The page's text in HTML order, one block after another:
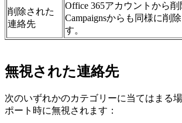
削除された
連絡先
Office 365アカウントから
Campaignsからも同様に削
す。
無視された連絡先
次のいずれかのカテゴリーに当てはまる
ポート時に無視されます：